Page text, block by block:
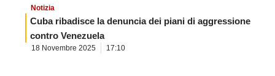
Notizia
Cuba ribadisce la denuncia dei piani di aggressione
contro Venezuela
18 Novembre 2025 17:10